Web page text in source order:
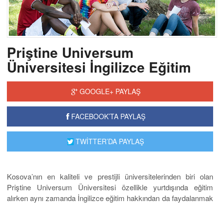
Priştine Universum
Üniversitesi İngilizce Eğitim
GOOGLE+ PAYLAŞ
FACEBOOK’TA PAYLAŞ
TWİTTER’DA PAYLAŞ
Kosova’nın en kaliteli ve prestijli üniversitelerinden biri olan
Priştine Universum Üniversitesi özellikle yurtdışında eğitim
alırken aynı zamanda İngilizce eğitim hakkından da faydalanmak